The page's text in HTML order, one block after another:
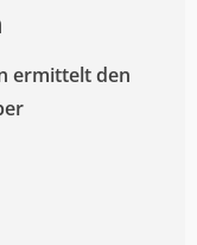
ermittelt den